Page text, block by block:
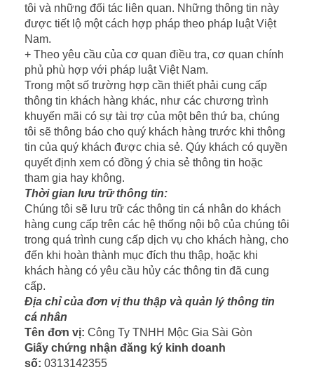
tôi và những đối tác liên quan. Những thông tin này
được tiết lộ một cách hợp pháp theo pháp luật Việt
Nam.
+ Theo yêu cầu của cơ quan điều tra, cơ quan chính
phủ phù hợp với pháp luật Việt Nam.
Trong một số trường hợp cần thiết phải cung cấp
thông tin khách hàng khác, như các chương trình
khuyến mãi có sự tài trợ của một bên thứ ba, chúng
tôi sẽ thông báo cho quý khách hàng trước khi thông
tin của quý khách được chia sẻ. Qúy khách có quyền
quyết định xem có đồng ý chia sẻ thông tin hoặc
tham gia hay không.
Thời gian lưu trữ thông tin:
Chúng tôi sẽ lưu trữ các thông tin cá nhân do khách
hàng cung cấp trên các hệ thống nội bộ của chúng tôi
trong quá trình cung cấp dịch vụ cho khách hàng, cho
đến khi hoàn thành mục đích thu thập, hoặc khi
khách hàng có yêu cầu hủy các thông tin đã cung
cấp.
Địa chỉ của đơn vị thu thập và quản lý thông tin
cá nhân
Tên đơn vị: Công Ty TNHH Mộc Gia Sài Gòn
Giấy chứng nhận đăng ký kinh doanh
số: 0313142355